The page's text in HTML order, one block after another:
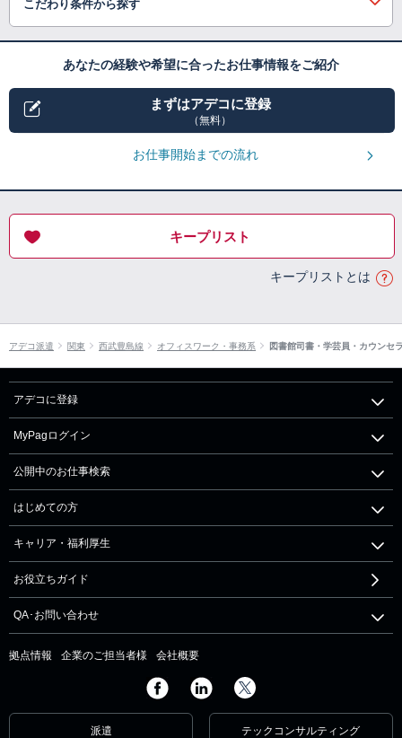
こだわり条件から探す
あなたの経験や希望に合ったお仕事情報をご紹介
まずはアデコに登録
（無料）
お仕事開始までの流れ
キープリスト
キープリストとは
アデコ派遣 関東 西武豊島線 オフィスワーク・事務系 図書館司書・学芸員・カウンセ
アデコに登録
MyPagログイン
公開中のお仕事検索
はじめての方
キャリア・福利厚生
お役立ちガイド
QA･お問い合わせ
拠点情報 企業のご担当者様 会社概要
派遣 テックコンサルティング